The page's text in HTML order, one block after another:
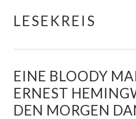
Springe
LESEKREIS
EINE BLOODY
ERNEST
DEN MORGEN